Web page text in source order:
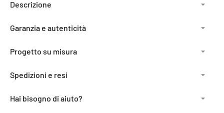
Descrizione
Garanzia e autenticità
Progetto su misura
Spedizioni e resi
Hai bisogno di aiuto?